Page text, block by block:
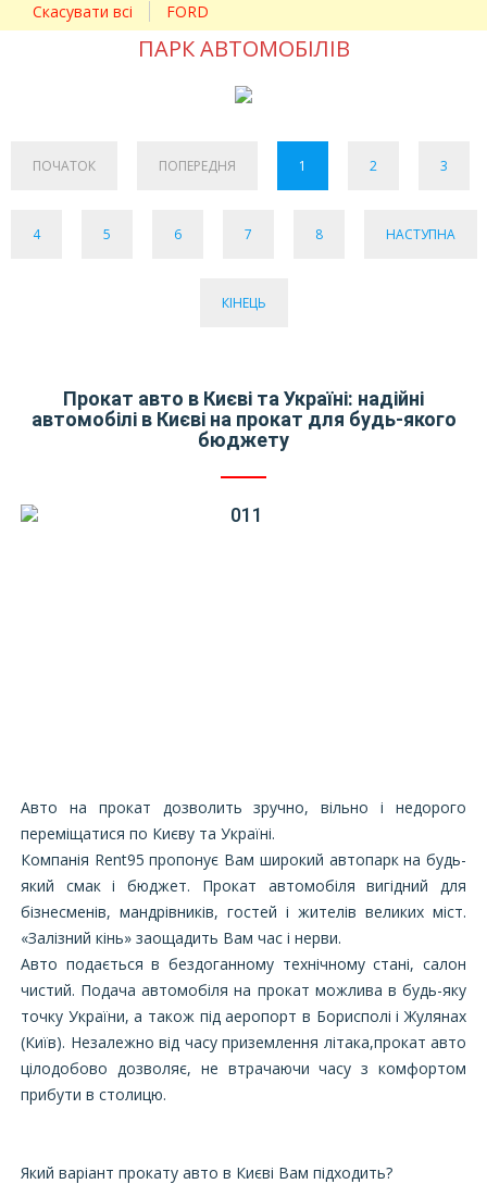
Скасувати всі FORD
ПАРК АВТОМОБІЛІВ
ПОЧАТОК ПОПЕРЕДНЯ 1 2 3
4 5 6 7 8 НАСТУПНА
КІНЕЦЬ
Прокат авто в Києві та Україні: надійні
автомобілі в Києві на прокат для будь-якого
бюджету
Авто на прокат дозволить зручно, вільно і недорого
переміщатися по Києву та Україні.
Компанія Rent95 пропонує Вам широкий автопарк на будь-
який смак і бюджет. Прокат автомобіля вигідний для
бізнесменів, мандрівників, гостей і жителів великих міст.
«Залізний кінь» заощадить Вам час і нерви.
Авто подається в бездоганному технічному стані, салон
чистий. Подача автомобіля на прокат можлива в будь-яку
точку України, а також під аеропорт в Борисполі і Жулянах
(Київ). Незалежно від часу приземлення літака,прокат авто
цілодобово дозволяє, не втрачаючи часу з комфортом
прибути в столицю.
Який варіант прокату авто в Києві Вам підходить?